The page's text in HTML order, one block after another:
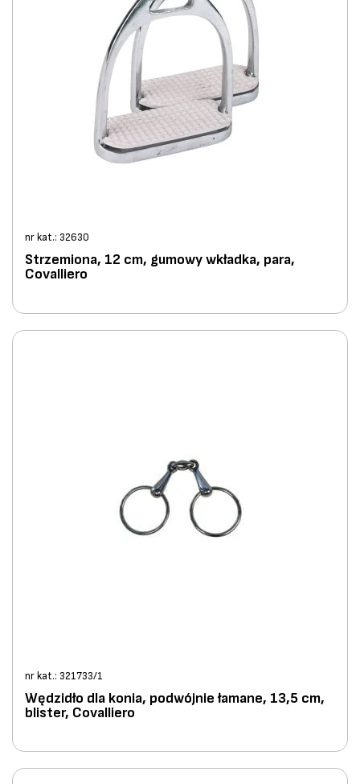
nr kat.: 32630
Strzemiona, 12 cm, gumowy wkładka, para,
Covalliero
nr kat.: 321733/1
Wędzidło dla konia, podwójnie łamane, 13,5 cm,
blister, Covalliero